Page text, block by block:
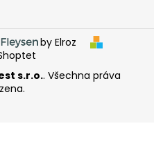
by Elroz
s.r.o.. Všechna práva